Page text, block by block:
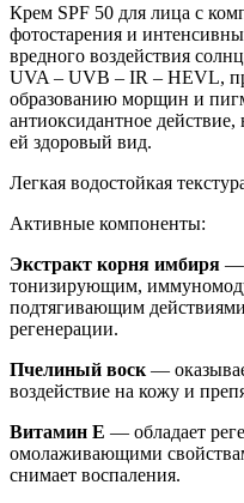
Крем SPF 50 для лица с
фотостарения и
вредного воздействия
UVA – UVB – IR – HEVL,
образованию морщин и
антиоксидантное
ей здоровый вид.
Легкая водостойкая
Активные компоненты:
Экстракт корня имбиря —
тонизирующим,
подтягивающим
регенерации.
Пчелиный воск —
воздействие на кожу и
Витамин Е — обладает
омолаживающими
снимает воспаления.